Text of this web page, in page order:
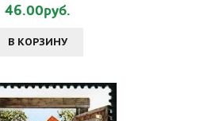
46.00руб.
В КОРЗИНУ